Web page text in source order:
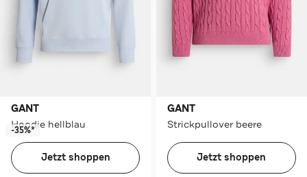
GANT
Hoodie hellblau
-35%*
Jetzt shoppen
GANT
Strickpullover beere
Jetzt shoppen